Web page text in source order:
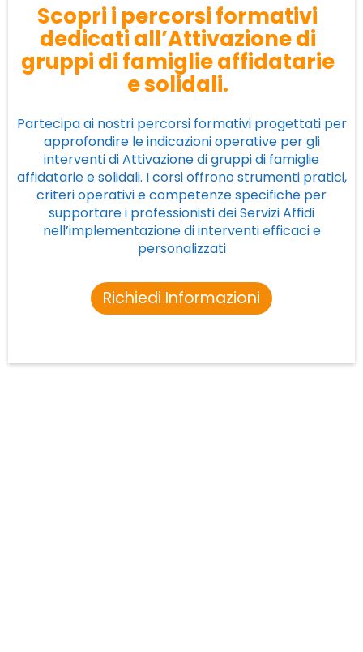
Scopri i percorsi formativi
dedicati all’Attivazione di
gruppi di famiglie affidatarie
e solidali.
Partecipa ai nostri percorsi formativi progettati per
approfondire le indicazioni operative per gli
interventi di Attivazione di gruppi di famiglie
affidatarie e solidali. I corsi offrono strumenti pratici,
criteri operativi e competenze specifiche per
supportare i professionisti dei Servizi Affidi
nell’implementazione di interventi efficaci e
personalizzati
Richiedi Informazioni